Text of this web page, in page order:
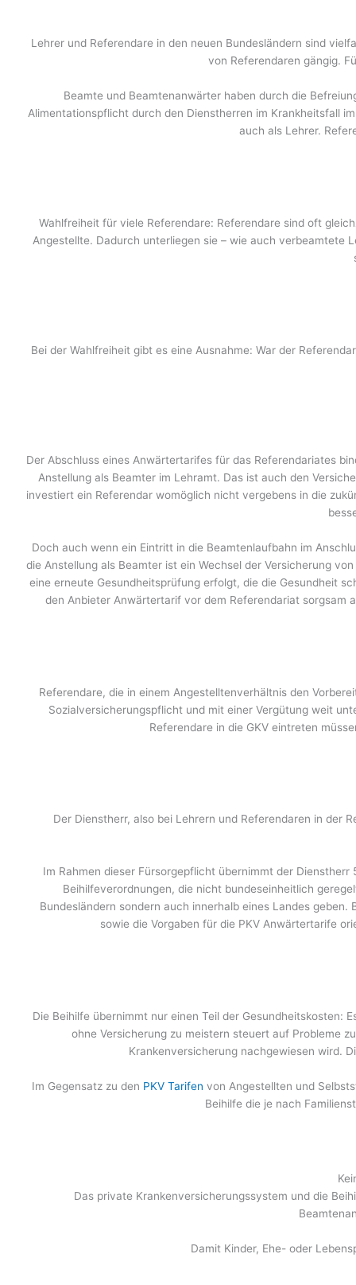
Lehrer und Referendare in den neuen Bundesländern sind
von Referendaren gängig.
Beamte und Beamtenanwärter haben durch die
Alimentationspflicht durch den Dienstherren im Krankheitsfall
auch als Lehrer.
Wahlfreiheit für viele Referendare: Referendare sind oft
Angestellte. Dadurch unterliegen sie – wie auch verbeamtete
Bei der Wahlfreiheit gibt es eine Ausnahme: War der
Der Abschluss eines Anwärtertarifes für das Referendariates
Anstellung als Beamter im Lehramt. Das ist auch den
investiert ein Referendar womöglich nicht vergebens in die
Doch auch wenn ein Eintritt in die Beamtenlaufbahn im
die Anstellung als Beamter ist ein Wechsel der Versicherung
eine erneute Gesundheitsprüfung erfolgt, die die Gesundheit
den Anbieter Anwärtertarif vor dem Referendariat sorgsam
Referendare, die in einem Angestelltenverhältnis den
Sozialversicherungspflicht und mit einer Vergütung weit
Referendare in die GKV eintreten
Der Dienstherr, also bei Lehrern und Referendaren in der
Im Rahmen dieser Fürsorgepflicht übernimmt der
Beihilfeverordnungen, die nicht bundeseinheitlich
Bundesländern sondern auch innerhalb eines Landes
sowie die Vorgaben für die PKV Anwärtertarife
Die Beihilfe übernimmt nur einen Teil der Gesundheitskosten:
ohne Versicherung zu meistern steuert auf Probleme
Krankenversicherung nachgewiesen wird.
Im Gegensatz zu den PKV Tarifen von Angestellten und
Beihilfe die je nach
Das private Krankenversicherungssystem und die
Damit Kinder, Ehe- oder